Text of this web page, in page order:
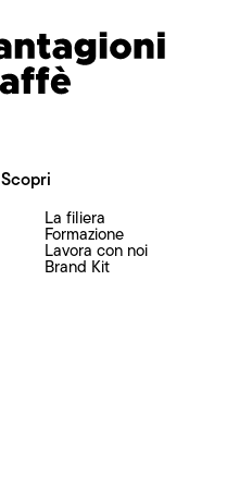
Scopri
La filiera
Formazione
Lavora con noi
Brand Kit